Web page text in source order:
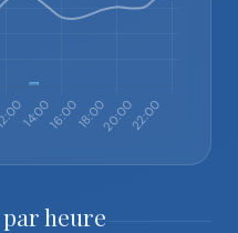
heure